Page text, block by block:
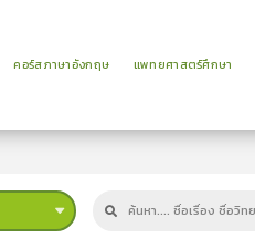
คอร์สภาษาอังกฤษ แพทยศาสตร์ศึกษา